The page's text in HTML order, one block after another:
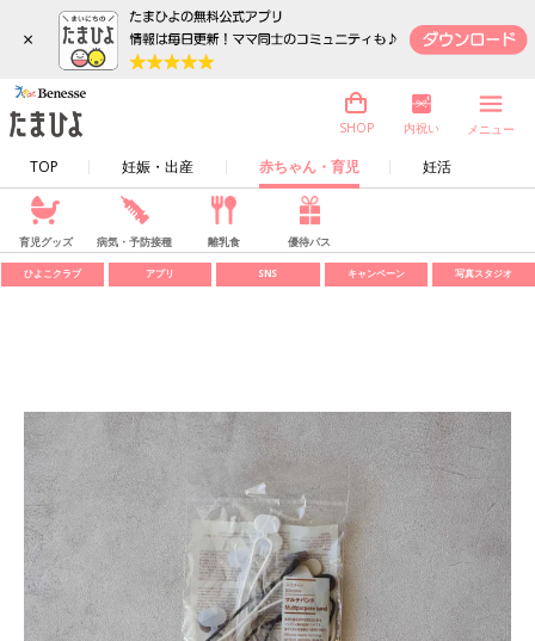
×
TOP 妊娠・出産 赤ちゃん・育児 妊活
SHOP 内祝い メニュー
育児グッズ 病気・予防接種 離乳食 優待パス
ひよこクラブ アプリ SNS キャンペーン 写真スタジオ